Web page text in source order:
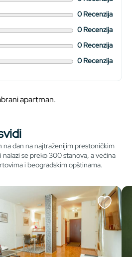
0 Recenzija
0 Recenzija
0 Recenzija
0 Recenzija
apartman.
na dan na najtraženijim prestoničkim
se preko 300 stanova, a većina
i beogradskim opštinama.